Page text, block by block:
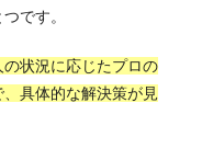
です。
の状況に応じたプロの
具体的な解決策が見